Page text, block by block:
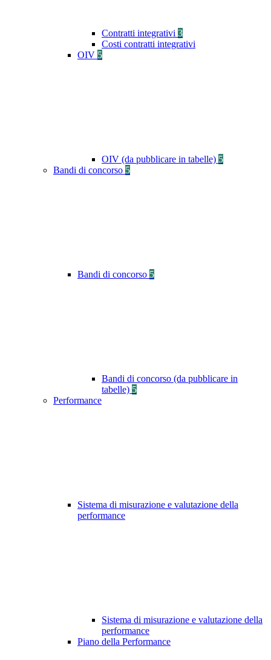
Contratti integrativi 3
Costi contratti integrativi
OIV 5
OIV (da pubblicare in tabelle) 5
Bandi di concorso 5
Bandi di concorso 5
Bandi di concorso (da pubblicare in
tabelle) 5
Performance
Sistema di misurazione e valutazione della
performance
Sistema di misurazione e valutazione della
performance
Piano della Performance